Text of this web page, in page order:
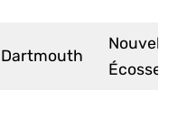
Dartmouth
Écosse